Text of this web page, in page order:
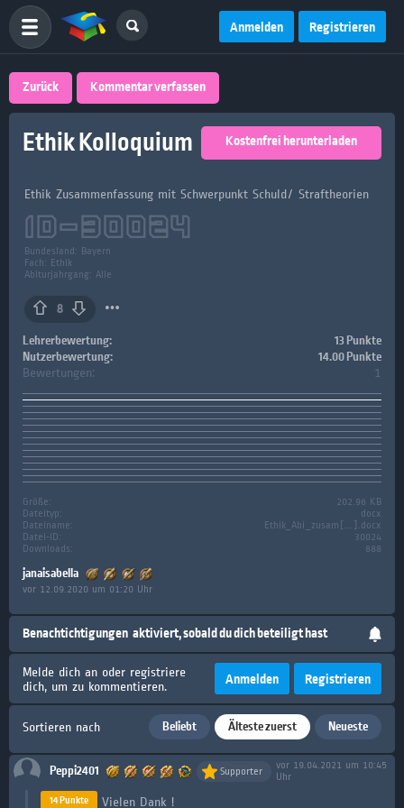
Anmelden Registrieren
Zurück Kommentar verfassen
Ethik Kolloquium Kostenfrei herunterladen
Lehrerbewertung:
13 Punkte
Nutzerbewertung:
14.00 Punkte
Bewertungen: 1
Größe:
202.96 KB
Dateityp:
docx
Dateiname:
Ethik_Abi_zusam[...].docx
Datei-ID:
30024
Downloads:
888
janaisabella
vor 12.09.2020 um 01:20 Uhr
Ethik Zusammenfassung mit Schwerpunkt Schuld/ Straftheorien
ID-30024
Bundesland: Bayern
Fach: Ethik
Abiturjahrgang: Alle
8
Benachtichtigungen aktiviert, sobald du dich beteiligt hast
Melde dich an oder registriere
dich, um zu kommentieren.
Anmelden Registrieren
Sortieren nach Beliebt Älteste zuerst Neueste
Peppi2401 Supporter
vor 19.04.2021 um 10:45
Uhr
14 Punkte Vielen Dank !